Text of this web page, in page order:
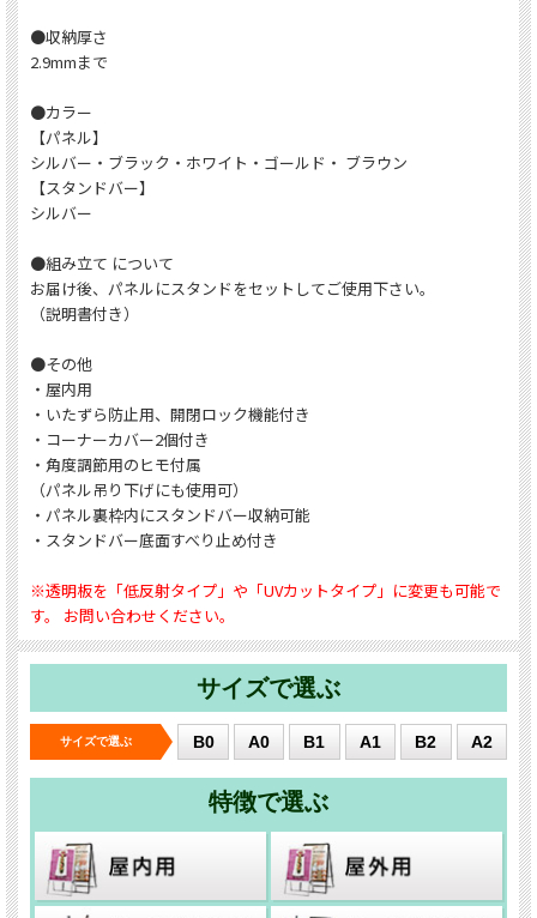
●収納厚さ
2.9mmまで
●カラー
【パネル】
シルバー・ブラック・ホワイト・ゴールド・ ブラウン
【スタンドバー】
シルバー
●組み立て について
お届け後、パネルにスタンドをセットしてご使用下さい。
（説明書付き）
●その他
・屋内用
・いたずら防止用、開閉ロック機能付き
・コーナーカバー2個付き
・角度調節用のヒモ付属
（パネル吊り下げにも使用可）
・パネル裏枠内にスタンドバー収納可能
・スタンドバー底面すべり止め付き
※透明板を「低反射タイプ」や「UVカットタイプ」に変更も可能で
す。 お問い合わせください。